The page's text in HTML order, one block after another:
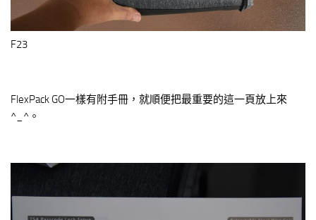
F23
FlexPack GO一樣有附手冊，就順便把最重要的這一頁放上來
^_^。